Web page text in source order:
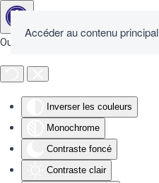
Outils d'accessibilité
Inverser les couleurs
Monochrome
Contraste foncé
Contraste clair
Accéder au contenu principal